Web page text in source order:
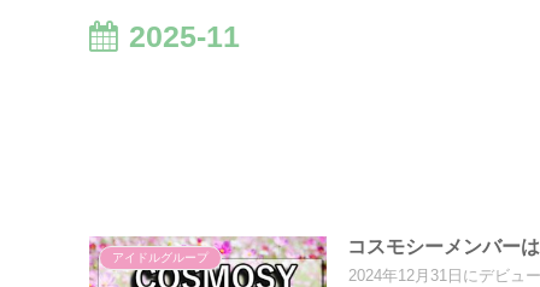
2025-11
アイドルグループ
コスモシーメンバー
2024年12月31日にデビュ